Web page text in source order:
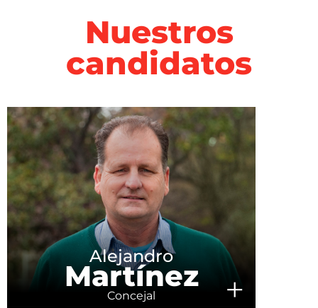
Nuestros
candidatos
Alejandro
Martínez
Concejal +